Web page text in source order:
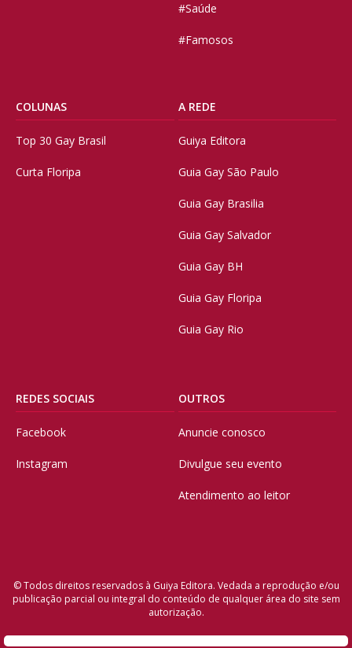
#Saúde
#Famosos
COLUNAS
Top 30 Gay Brasil
Curta Floripa
A REDE
Guiya Editora
Guia Gay São Paulo
Guia Gay Brasilia
Guia Gay Salvador
Guia Gay BH
Guia Gay Floripa
Guia Gay Rio
REDES SOCIAIS
Facebook
Instagram
OUTROS
Anuncie conosco
Divulgue seu evento
Atendimento ao leitor
© Todos direitos reservados à Guiya Editora. Vedada a reprodução e/ou
publicação parcial ou integral do conteúdo de qualquer área do site sem
autorização.